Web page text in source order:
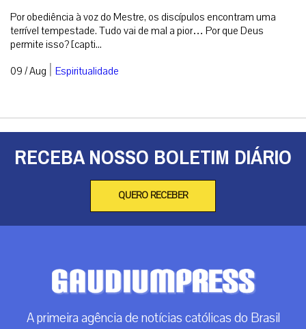
Por obediência à voz do Mestre, os discípulos encontram uma
terrível tempestade. Tudo vai de mal a pior… Por que Deus
permite isso? [capti...
09 / Aug | Espiritualidade
RECEBA NOSSO BOLETIM DIÁRIO
QUERO RECEBER
A primeira agência de notícias católicas do Brasil